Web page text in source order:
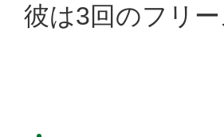
彼は3回のフリ